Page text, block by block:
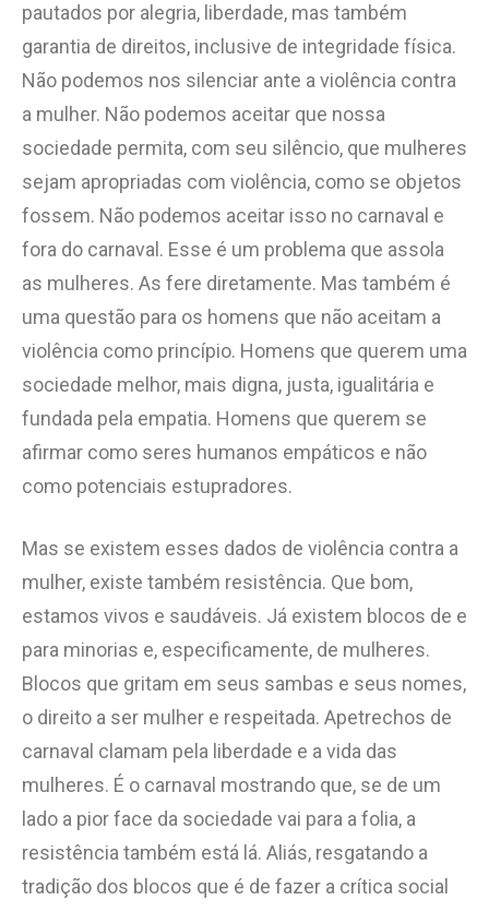
pautados por alegria, liberdade, mas também
garantia de direitos, inclusive de integridade física.
Não podemos nos silenciar ante a violência contra
a mulher. Não podemos aceitar que nossa
sociedade permita, com seu silêncio, que mulheres
sejam apropriadas com violência, como se objetos
fossem. Não podemos aceitar isso no carnaval e
fora do carnaval. Esse é um problema que assola
as mulheres. As fere diretamente. Mas também é
uma questão para os homens que não aceitam a
violência como princípio. Homens que querem uma
sociedade melhor, mais digna, justa, igualitária e
fundada pela empatia. Homens que querem se
afirmar como seres humanos empáticos e não
como potenciais estupradores.
Mas se existem esses dados de violência contra a
mulher, existe também resistência. Que bom,
estamos vivos e saudáveis. Já existem blocos de e
para minorias e, especificamente, de mulheres.
Blocos que gritam em seus sambas e seus nomes,
o direito a ser mulher e respeitada. Apetrechos de
carnaval clamam pela liberdade e a vida das
mulheres. É o carnaval mostrando que, se de um
lado a pior face da sociedade vai para a folia, a
resistência também está lá. Aliás, resgatando a
tradição dos blocos que é de fazer a crítica social